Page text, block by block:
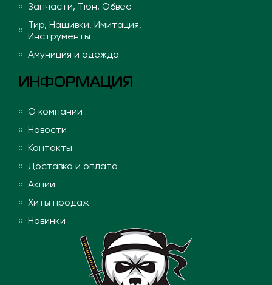
Запчасти, Тюн, Обвес
Тир, Нашивки, Имитация,
Инструменты
Амуниция и одежда
ИНФОРМАЦИЯ
О компании
Новости
Контакты
Доставка и оплата
Акции
Хиты продаж
Новинки